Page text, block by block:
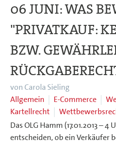
06 JUNI:WAS
"PRIVATKAUF:
BZW.
von Carola Sieling
Allgemein
E-Commerce
Kartellrecht
Das OLG Hamm (17.01.2013 – 4
entscheiden, ob ein Verkäufer